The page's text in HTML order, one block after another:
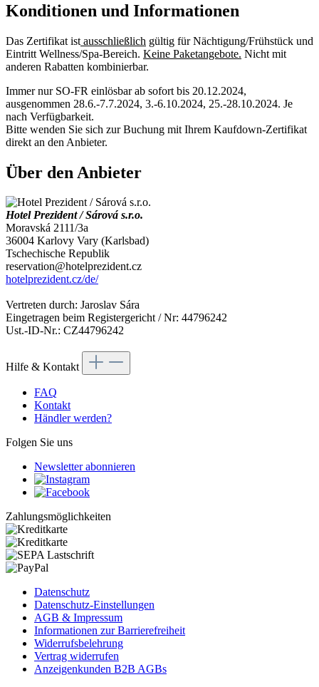
Konditionen und Informationen
Das Zertifikat ist ausschließlich gültig für Nächtigung/Frühstück und
Eintritt Wellness/Spa-Bereich. Keine Paketangebote. Nicht mit
anderen Rabatten kombinierbar.
Immer nur SO-FR einlösbar ab sofort bis 20.12.2024,
ausgenommen 28.6.-7.7.2024, 3.-6.10.2024, 25.-28.10.2024. Je
nach Verfügbarkeit.
Bitte wenden Sie sich zur Buchung mit Ihrem Kaufdown-Zertifikat
direkt an den Anbieter.
Über den Anbieter
Hotel Prezident / Sárová s.r.o.
Moravská 2111/3a
36004 Karlovy Vary (Karlsbad)
Tschechische Republik
reservation@hotelprezident.cz
hotelprezident.cz/de/
Vertreten durch: Jaroslav Sára
Eingetragen beim Registergericht / Nr: 44796242
Ust.-ID-Nr.: CZ44796242
Hilfe & Kontakt
FAQ
Kontakt
Händler werden?
Folgen Sie uns
Newsletter abonnieren
Zahlungsmöglichkeiten
Datenschutz
Datenschutz-Einstellungen
AGB & Impressum
Informationen zur Barrierefreiheit
Widerrufsbelehrung
Vertrag widerrufen
Anzeigenkunden B2B AGBs